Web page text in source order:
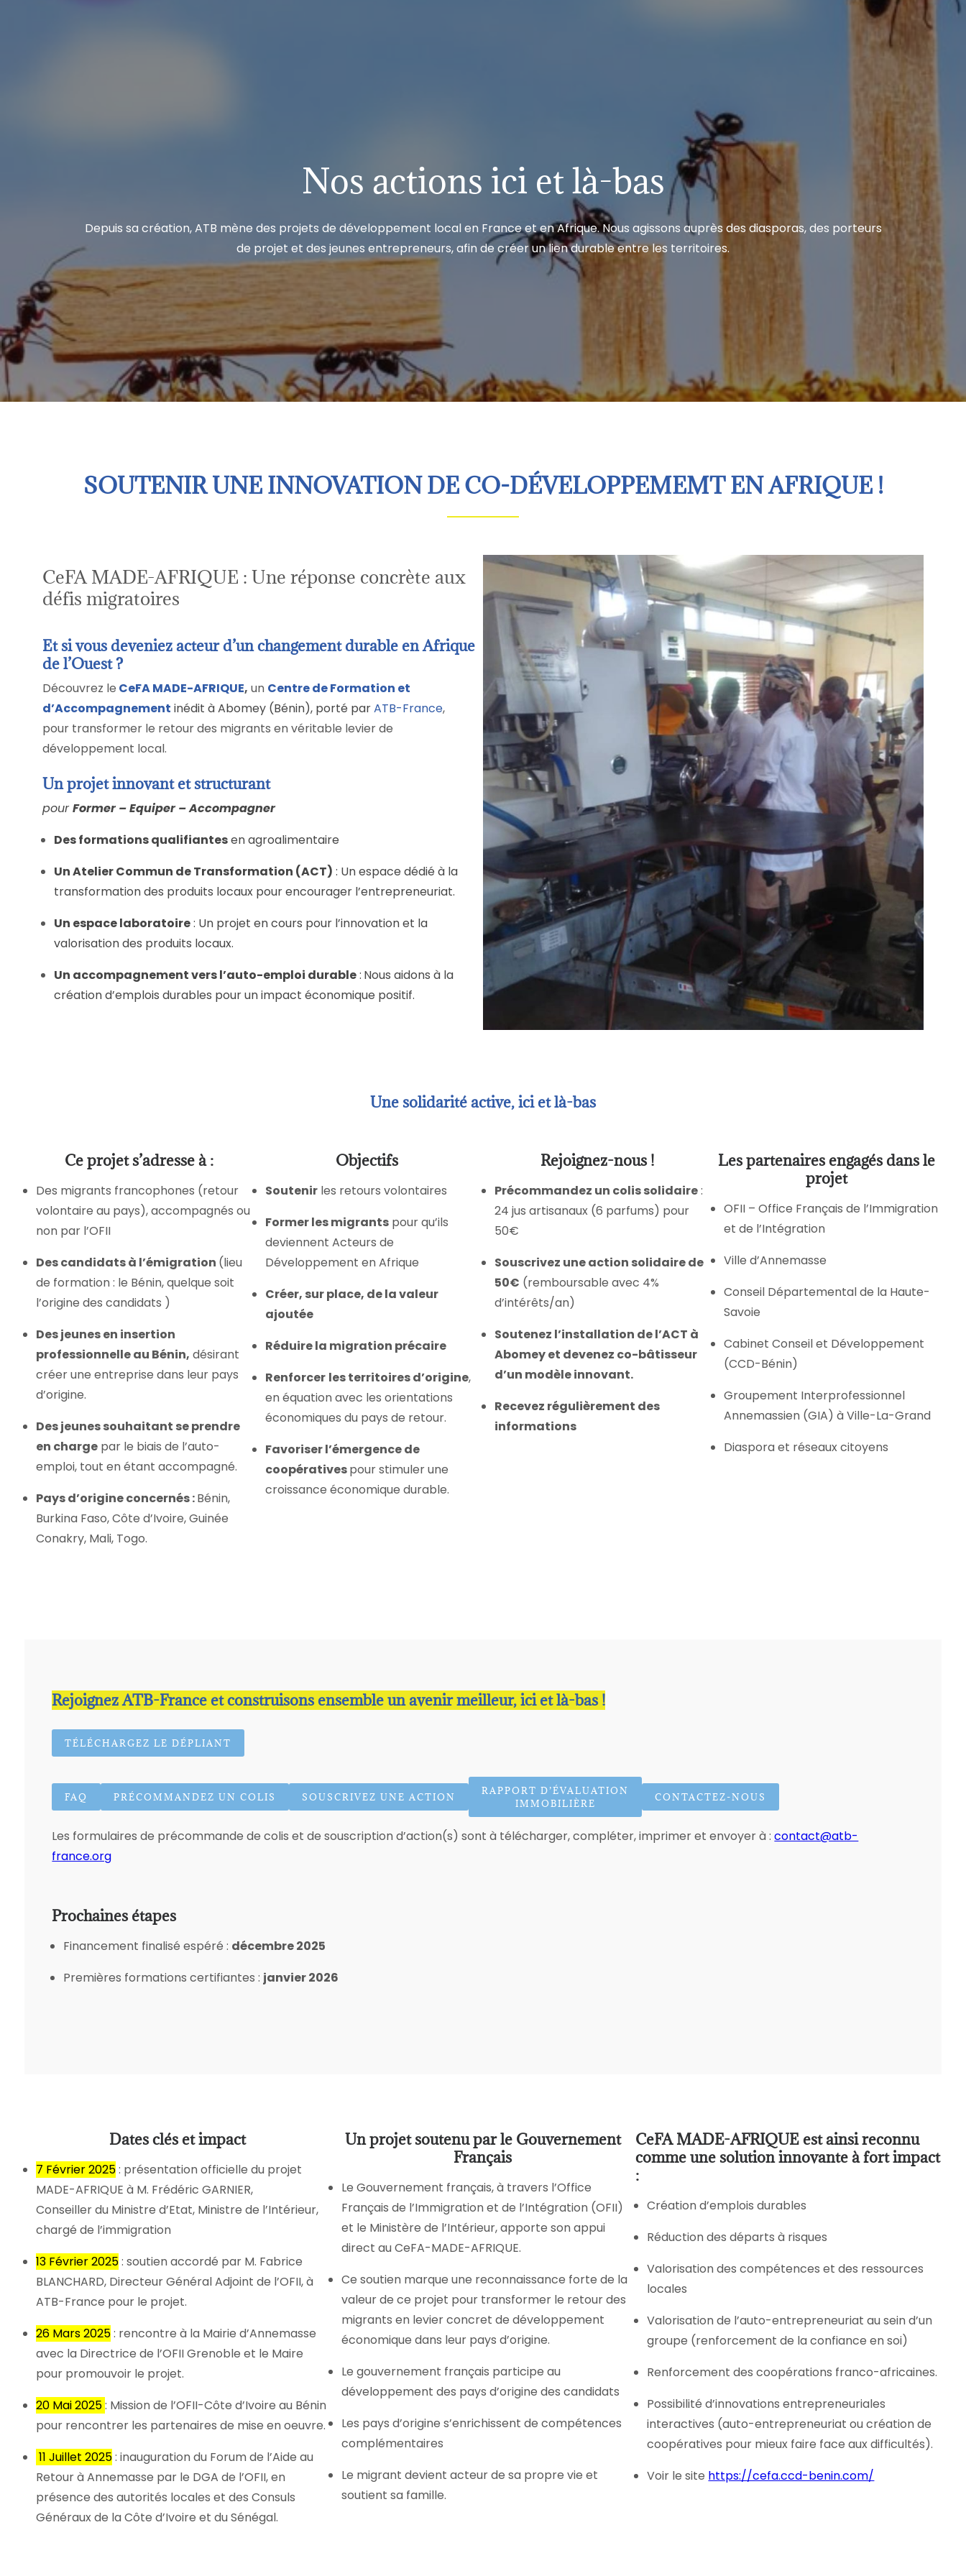
Nos actions ici et là-bas
Depuis sa création, ATB mène des projets de développement local en France et en Afrique. Nous agissons auprès des diasporas, des porteurs
de projet et des jeunes entrepreneurs, afin de créer un lien durable entre les territoires.
SOUTENIR UNE INNOVATION DE CO-DÉVELOPPEMEMT EN AFRIQUE !
CeFA MADE-AFRIQUE : Une réponse concrète aux
défis migratoires
Et si vous deveniez acteur d’un changement durable en Afrique
de l’Ouest ?
Découvrez le CeFA MADE-AFRIQUE, un Centre de Formation et
d’Accompagnement inédit à Abomey (Bénin), porté parATB-France,
pour transformer le retour des migrants en véritable levier de
développement local.
Un projet innovant et structurant
pourFormer – Equiper – Accompagner
Des formations qualifiantesen agroalimentaire
Un Atelier Commun de Transformation (ACT) : Un espace dédié à la
transformation des produits locaux pour encourager l’entrepreneuriat.
Un espace laboratoire: Un projet en cours pour l’innovation et la
valorisation des produits locaux.
Un accompagnement vers l’auto-emploi durable: Nous aidons à la
création d’emplois durables pour un impact économique positif.
Une solidarité active, ici et là-bas
Ce projet s’adresse à :
Des migrants francophones (retour
volontaire au pays), accompagnés ou
non par l’OFII
Des candidats à l’émigration (lieu
de formation : le Bénin, quelque soit
l’origine des candidats )
Des jeunes en insertion
professionnelle au Bénin, désirant
créer une entreprise dans leur pays
d’origine.
Des jeunes souhaitant se prendre
en charge par le biais de l’auto-
emploi, tout en étant accompagné.
Pays d’origine concernés :Bénin,
Burkina Faso, Côte d’Ivoire, Guinée
Conakry, Mali, Togo.
Objectifs
Soutenir les retours volontaires
Former les migrants pour qu’ils
deviennent Acteurs de
Développement en Afrique
Créer, sur place, de la valeur
ajoutée
Réduire la migration précaire
Renforcer les territoires d’origine,
en équation avec les orientations
économiques du pays de retour.
Favoriser l’émergence de
coopérativespour stimuler une
croissance économique durable.
Rejoignez-nous !
Précommandez un colis solidaire:
24 jus artisanaux (6 parfums) pour
50€
Souscrivez une action solidaire de
50€ (remboursable avec 4%
d’intérêts/an)
Soutenez l’installation de l’ACT à
Abomey et devenez co-bâtisseur
d’un modèle innovant.
Recevez régulièrement des
informations
Les partenaires engagés dans le
projet
OFII – Office Français de l’Immigration
et de l’Intégration
Ville d’Annemasse
Conseil Départemental de la Haute-
Savoie
Cabinet Conseil et Développement
(CCD-Bénin)
Groupement Interprofessionnel
Annemassien (GIA) à Ville-La-Grand
Diaspora et réseaux citoyens
Rejoignez ATB-France et construisons ensemble un avenir meilleur, ici et là-bas !
TÉLÉCHARGEZ LE DÉPLIANT
FAQ PRÉCOMMANDEZ UN COLIS SOUSCRIVEZ UNE ACTION
RAPPORT D’ÉVALUATION
IMMOBILIÈRE
CONTACTEZ-NOUS
Les formulaires de précommande de colis et de souscription d’action(s) sont à télécharger, compléter, imprimer et envoyer à :contact@atb-
france.org
Prochaines étapes
Financement finalisé espéré : décembre 2025
Premières formations certifiantes : janvier 2026
Dates clés et impact
7 Février 2025: présentation officielle du projet
MADE-AFRIQUE à M. Frédéric GARNIER,
Conseiller du Ministre d’Etat, Ministre de l’Intérieur,
chargé de l’immigration
13 Février 2025: soutien accordé par M. Fabrice
BLANCHARD, Directeur Général Adjoint de l’OFII, à
ATB-France pour le projet.
26 Mars 2025: rencontre à la Mairie d’Annemasse
avec la Directrice de l’OFII Grenoble et le Maire
pour promouvoir le projet.
20 Mai 2025: Mission de l’OFII-Côte d’Ivoire au Bénin
pour rencontrer les partenaires de mise en oeuvre.
11 Juillet 2025: inauguration du Forum de l’Aide au
Retour à Annemasse par le DGA de l’OFII, en
présence des autorités locales et des Consuls
Généraux de la Côte d’Ivoire et du Sénégal.
Un projet soutenu par le Gouvernement
Français
Le Gouvernement français, à travers l’Office
Français de l’Immigration et de l’Intégration (OFII)
et le Ministère de l’Intérieur, apporte son appui
direct au CeFA-MADE-AFRIQUE.
Ce soutien marque une reconnaissance forte de la
valeur de ce projet pour transformer le retour des
migrants en levier concret de développement
économique dans leur pays d’origine.
Le gouvernement français participe au
développement des pays d’origine des candidats
Les pays d’origine s’enrichissent de compétences
complémentaires
Le migrant devient acteur de sa propre vie et
soutient sa famille.
CeFA MADE-AFRIQUE est ainsi reconnu
comme une solution innovante à fort impact
:
Création d’emplois durables
Réduction des départs à risques
Valorisation des compétences et des ressources
locales
Valorisation de l’auto-entrepreneuriat au sein d’un
groupe (renforcement de la confiance en soi)
Renforcement des coopérations franco-africaines.
Possibilité d’innovations entrepreneuriales
interactives (auto-entrepreneuriat ou création de
coopératives pour mieux faire face aux difficultés).
Voir le site https://cefa.ccd-benin.com/